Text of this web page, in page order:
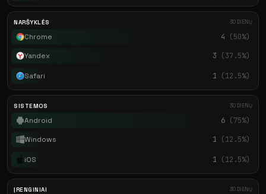
NARŠYKLĖS 30 DIENŲ
Chrome 4
(50%)
Yandex
3 (37.5%)
Safari 1 (12.5%)
SISTEMOS 30 DIENŲ
Android 6 (75%)
Windows
1 (12.5%)
iOS 1 (12.5%)
ĮRENGINIAI 30 DIENŲ